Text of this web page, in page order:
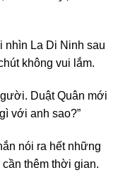
nhìn La Di Ninh sau
không vui lắm.
Duật Quân mới
với anh sao?”
nói ra hết những
thêm thời gian.